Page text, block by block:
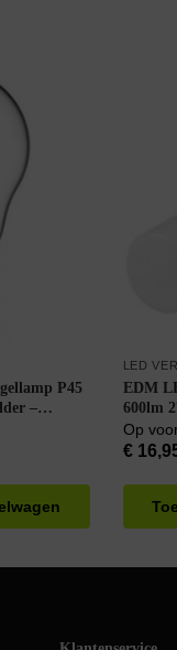
P45
–
LED
EDM
600lm
Op
€